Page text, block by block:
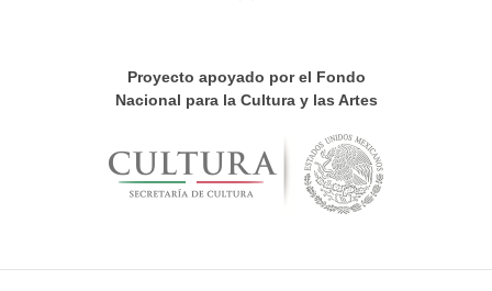
Proyecto apoyado por el Fondo
Nacional para la Cultura y las Artes